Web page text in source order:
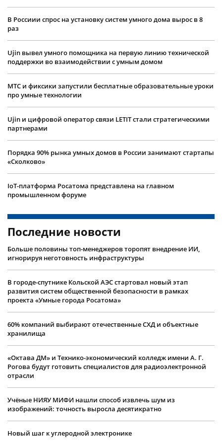
В Россиии спрос на установку систем умного дома вырос в 8
раз
Ujin вывел умного помощника на первую линию технической
поддержки во взаимодействии с умным домом
МТС и фиксики запустили бесплатные образовательные уроки
про умные технологии
Ujin и цифровой оператор связи LETIT стали стратегическими
партнерами
Порядка 90% рынка умных домов в России занимают стартапы
«Сколково»
IoT-платформа Росатома представлена на главном
промышленном форуме
Последние новости
Больше половины топ-менеджеров торопят внедрение ИИ,
игнорируя неготовность инфраструктуры
В городе-спутнике Кольской АЭС стартовал новый этап
развития систем общественной безопасности в рамках
проекта «Умные города Росатома»
60% компаний выбирают отечественные СХД и объектные
хранилища
«Октава ДМ» и Технико-экономический колледж имени А. Г.
Рогова будут готовить специалистов для радиоэлектронной
отрасли
Учëные НИЯУ МИФИ нашли способ извлечь шум из
изображений: точность выросла десятикратно
Новый шаг к углеродной электронике